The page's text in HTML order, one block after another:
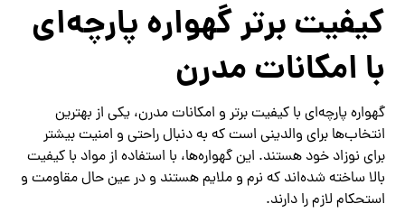
کیفیت برتر گهواره پارچه‌ای
با امکانات مدرن
گهواره پارچه‌ای با کیفیت برتر و امکانات مدرن، یکی از بهترین
انتخاب‌ها برای والدینی است که به دنبال راحتی و امنیت بیشتر
برای نوزاد خود هستند. این گهواره‌ها، با استفاده از مواد با کیفیت
بالا ساخته شده‌اند که نرم و ملایم هستند و در عین حال مقاومت و
استحکام لازم را دارند.